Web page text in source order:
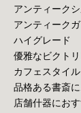
アンティーク
アンティーク
ハイグレード
優雅なビクト
カフェスタイル
品格ある書斎
店舗什器にお